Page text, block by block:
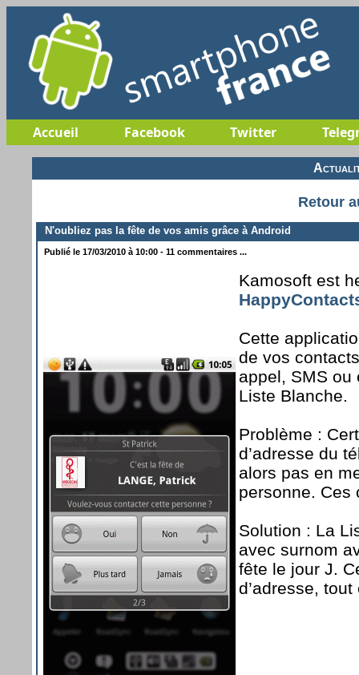
Accueil Facebook Twitter
Retour
N'oubliez pas la fête de vos amis grâce à Android
Publié le 17/03/2010 à 10:00 - 11 commentaires ...
Kamosoft est
Cette
de vos
appel, SMS ou
Liste Blanche.
Problème :
d’adresse du
alors pas en
personne. Ces
Solution : La
avec surnom
fête le jour J.
d’adresse,